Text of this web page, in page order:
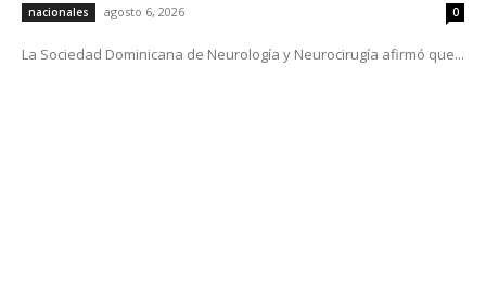
nacionales agosto 6, 2026 0
La Sociedad Dominicana de Neurología y Neurocirugía afirmó que...